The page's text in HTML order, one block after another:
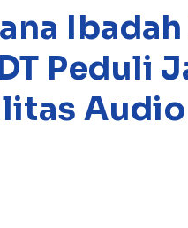
Peduli